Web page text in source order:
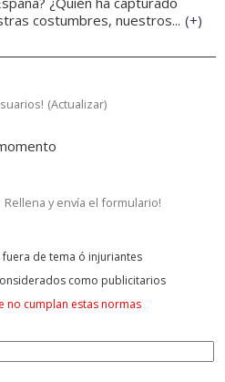
costumbres, nuestros... (+)
(Actualizar)
Rellena y envía el formulario!
de tema ó injuriantes
como publicitarios
no cumplan estas normas